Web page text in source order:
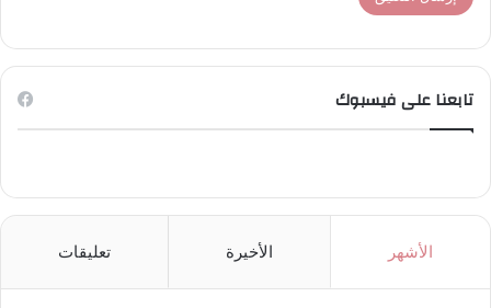
تابعنا على فيسبوك
الأشهر الأخيرة تعليقات